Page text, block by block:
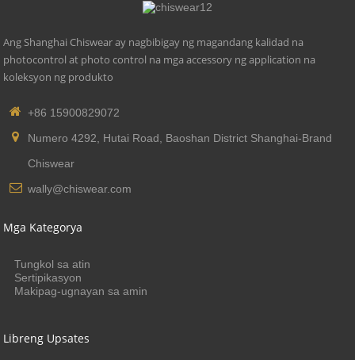
Ang Shanghai Chiswear ay nagbibigay ng magandang kalidad na
photocontrol at photo control na mga accessory ng application na
koleksyon ng produkto
+86 15900829072
Numero 4292, Hutai Road, Baoshan District Shanghai-Brand
Chiswear
wally@chiswear.com
Mga Kategorya
Tungkol sa atin
Sertipikasyon
Makipag-ugnayan sa amin
Libreng Upsates